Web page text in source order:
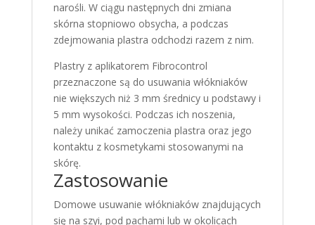
narośli. W ciągu następnych dni zmiana
skórna stopniowo obsycha, a podczas
zdejmowania plastra odchodzi razem z nim.
Plastry z aplikatorem Fibrocontrol
przeznaczone są do usuwania włókniaków
nie większych niż 3 mm średnicy u podstawy i
5 mm wysokości. Podczas ich noszenia,
należy unikać zamoczenia plastra oraz jego
kontaktu z kosmetykami stosowanymi na
skórę.
Zastosowanie
Domowe usuwanie włókniaków znajdujących
się na szyi, pod pachami lub w okolicach